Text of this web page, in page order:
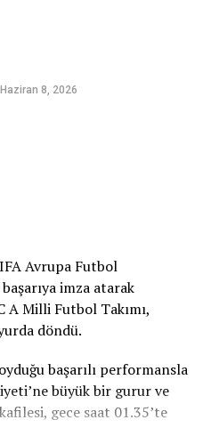
Yapılan
proje, ülkemizin ihtiyaç
ve gençlerimize
kadar yüzlerce kişinin
kat ettik. İkinci katın tuğla
eksilen tuğla ve diğer yapı
gerekiyor. Bu noktadan
edilemez. Artık sona
Haziran 8, 2026
Avrupa Futbol
imza atarak
A Milli Futbol Takımı,
döndü.
başarılı performansla
büyük bir gurur ve
gece saat 01.35’te